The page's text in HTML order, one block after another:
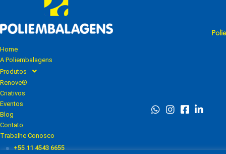
Home
A Poliembalagens
Produtos
Renove®
Criativos
Eventos
Blog
Contato
Trabalhe Conosco
+55 11 4543 6655